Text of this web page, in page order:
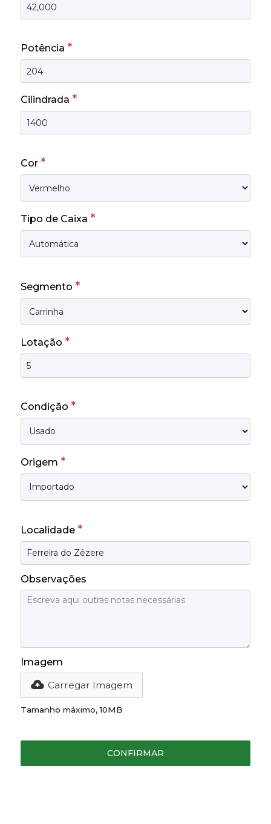
Potência *
Cilindrada *
Cor *
Tipo de Caixa *
Segmento *
Lotação *
Condição *
Origem *
Localidade *
Observações
Imagem
Carregar Imagem
Tamanho máximo, 10MB